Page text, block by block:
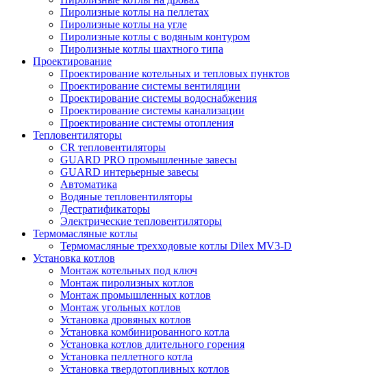
Пиролизные котлы на пеллетах
Пиролизные котлы на угле
Пиролизные котлы с водяным контуром
Пиролизные котлы шахтного типа
Проектирование
Проектирование котельных и тепловых пунктов
Проектирование системы вентиляции
Проектирование системы водоснабжения
Проектирование системы канализации
Проектирование системы отопления
Тепловентиляторы
CR тепловентиляторы
GUARD PRO промышленные завесы
GUARD интерьерные завесы
Автоматика
Водяные тепловентиляторы
Дестратификаторы
Электрические тепловентиляторы
Термомасляные котлы
Термомасляные трехходовые котлы Dilex MV3-D
Установка котлов
Монтаж котельных под ключ
Монтаж пиролизных котлов
Монтаж промышленных котлов
Монтаж угольных котлов
Установка дровяных котлов
Установка комбинированного котла
Установка котлов длительного горения
Установка пеллетного котла
Установка твердотопливных котлов